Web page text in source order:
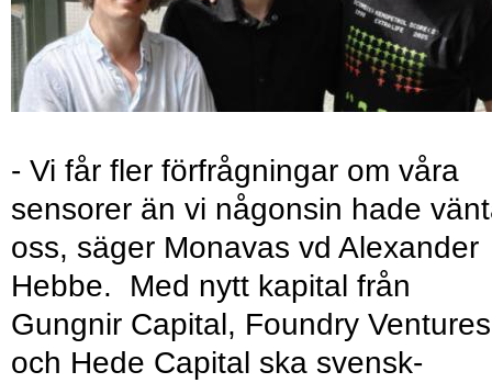
- Vi får fler förfrågningar om våra
sensorer än vi någonsin hade
oss, säger Monavas vd Alexander
Hebbe. Med nytt kapital från
Gungnir Capital, Foundry Ventures
och Hede Capital ska svensk-